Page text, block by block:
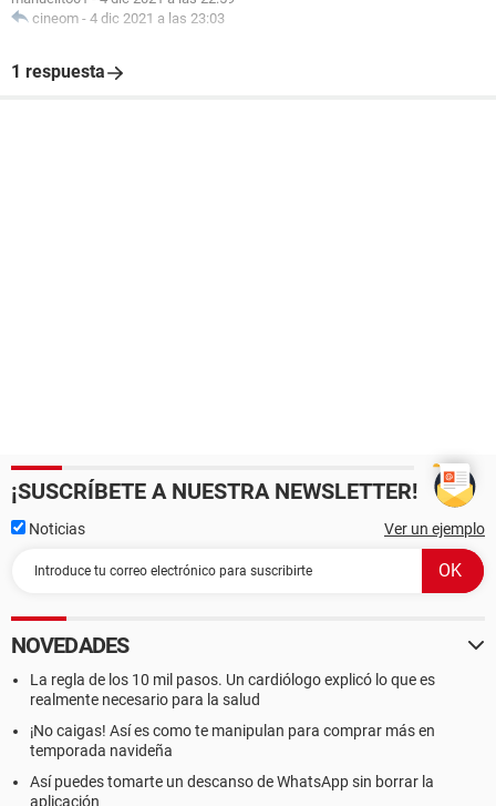
cineom - 4 dic 2021 a las 23:03
1 respuesta
¡SUSCRÍBETE A NUESTRA NEWSLETTER!
Noticias Ver un ejemplo
NOVEDADES
La regla de los 10 mil pasos. Un cardiólogo explicó lo que es
realmente necesario para la salud
¡No caigas! Así es como te manipulan para comprar más en
temporada navideña
Así puedes tomarte un descanso de WhatsApp sin borrar la
aplicación